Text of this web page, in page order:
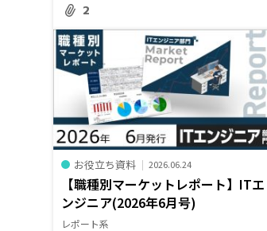
2
お役立ち資料 2026.06.24
【職種別マーケットレポート】ITエ
ンジニア(2026年6月号)
レポート系